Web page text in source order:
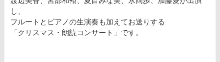
し、
フルートとピアノの生演奏も加えてお送りする
「クリスマス・朗読コンサート」です。